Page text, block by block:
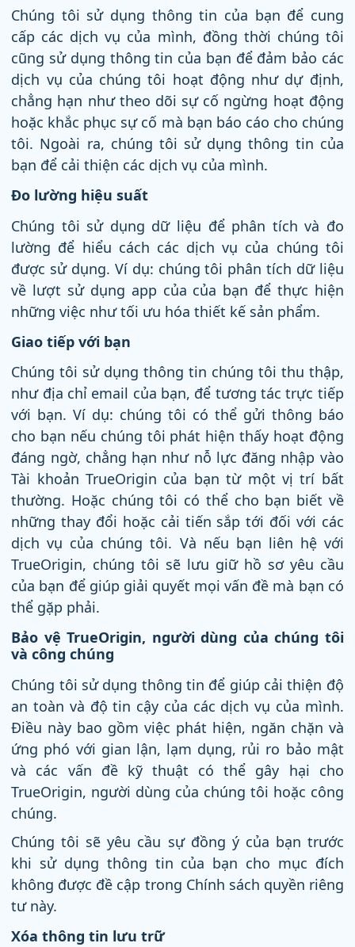
Chúng tôi sử dụng thông tin của bạn để cung
cấp các dịch vụ của mình, đồng thời chúng tôi
cũng sử dụng thông tin của bạn để đảm bảo các
dịch vụ của chúng tôi hoạt động như dự định,
chẳng hạn như theo dõi sự cố ngừng hoạt động
hoặc khắc phục sự cố mà bạn báo cáo cho chúng
tôi. Ngoài ra, chúng tôi sử dụng thông tin của
bạn để cải thiện các dịch vụ của mình.
Đo lường hiệu suất
Chúng tôi sử dụng dữ liệu để phân tích và đo
lường để hiểu cách các dịch vụ của chúng tôi
được sử dụng. Ví dụ: chúng tôi phân tích dữ liệu
về lượt sử dụng app của của bạn để thực hiện
những việc như tối ưu hóa thiết kế sản phẩm.
Giao tiếp với bạn
Chúng tôi sử dụng thông tin chúng tôi thu thập,
như địa chỉ email của bạn, để tương tác trực tiếp
với bạn. Ví dụ: chúng tôi có thể gửi thông báo
cho bạn nếu chúng tôi phát hiện thấy hoạt động
đáng ngờ, chẳng hạn như nỗ lực đăng nhập vào
Tài khoản TrueOrigin của bạn từ một vị trí bất
thường. Hoặc chúng tôi có thể cho bạn biết về
những thay đổi hoặc cải tiến sắp tới đối với các
dịch vụ của chúng tôi. Và nếu bạn liên hệ với
TrueOrigin, chúng tôi sẽ lưu giữ hồ sơ yêu cầu
của bạn để giúp giải quyết mọi vấn đề mà bạn có
thể gặp phải.
Bảo vệ TrueOrigin, người dùng của chúng tôi
và công chúng
Chúng tôi sử dụng thông tin để giúp cải thiện độ
an toàn và độ tin cậy của các dịch vụ của mình.
Điều này bao gồm việc phát hiện, ngăn chặn và
ứng phó với gian lận, lạm dụng, rủi ro bảo mật
và các vấn đề kỹ thuật có thể gây hại cho
TrueOrigin, người dùng của chúng tôi hoặc công
chúng.
Chúng tôi sẽ yêu cầu sự đồng ý của bạn trước
khi sử dụng thông tin của bạn cho mục đích
không được đề cập trong Chính sách quyền riêng
tư này.
Xóa thông tin lưu trữ